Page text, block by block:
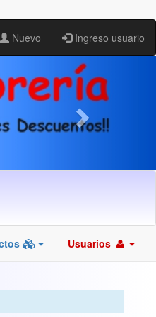
Nuevo Ingreso usuario
Usuarios